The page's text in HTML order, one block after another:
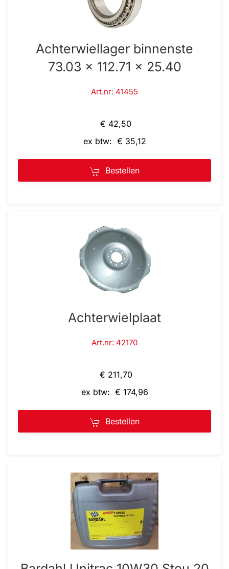
Achterwiellager binnenste
73.03 x 112.71 x 25.40
Art.nr: 41455
€ 42,50
ex btw: € 35,12
Bestellen
Achterwielplaat
Art.nr: 42170
€ 211,70
ex btw: € 174,96
Bestellen